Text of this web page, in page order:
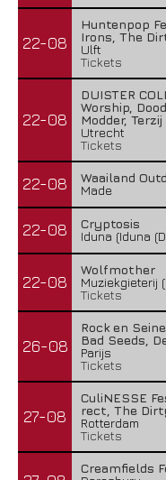
22-08
Huntenpop
Irons, The
Ulft
Tickets
22-08
DUISTER
Worship,
Modder,
Utrecht
Tickets
22-08
Waailand
Made
22-08
Cryptosis
Iduna (Iduna
22-08
Wolfmother
Muziekgieterij
Tickets
26-08
Rock en
Bad Seeds,
Parijs
Tickets
27-08
CuliNESSE
rect, The
Rotterdam
Tickets
Creamfields